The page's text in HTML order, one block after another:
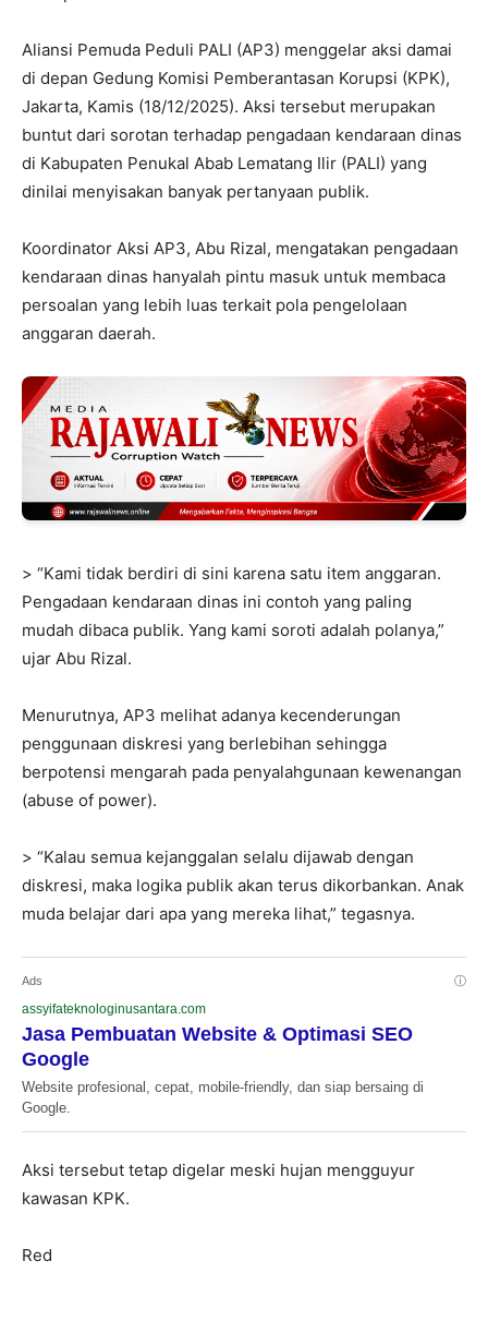
Aliansi Pemuda Peduli PALI (AP3) menggelar aksi damai
di depan Gedung Komisi Pemberantasan Korupsi (KPK),
Jakarta, Kamis (18/12/2025). Aksi tersebut merupakan
buntut dari sorotan terhadap pengadaan kendaraan dinas
di Kabupaten Penukal Abab Lematang Ilir (PALI) yang
dinilai menyisakan banyak pertanyaan publik.
Koordinator Aksi AP3, Abu Rizal, mengatakan pengadaan
kendaraan dinas hanyalah pintu masuk untuk membaca
persoalan yang lebih luas terkait pola pengelolaan
anggaran daerah.
> “Kami tidak berdiri di sini karena satu item anggaran.
Pengadaan kendaraan dinas ini contoh yang paling
mudah dibaca publik. Yang kami soroti adalah polanya,”
ujar Abu Rizal.
Menurutnya, AP3 melihat adanya kecenderungan
penggunaan diskresi yang berlebihan sehingga
berpotensi mengarah pada penyalahgunaan kewenangan
(abuse of power).
> “Kalau semua kejanggalan selalu dijawab dengan
diskresi, maka logika publik akan terus dikorbankan. Anak
muda belajar dari apa yang mereka lihat,” tegasnya.
Ads ⓘ
assyifateknologinusantara.com
Jasa Pembuatan Website & Optimasi SEO
Google
Website profesional, cepat, mobile-friendly, dan siap bersaing di
Google.
Aksi tersebut tetap digelar meski hujan mengguyur
kawasan KPK.
Red